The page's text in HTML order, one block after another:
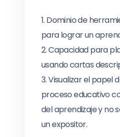
Dominio de
para lograr un
Capacidad para
usando cartas
Visualizar el papel
proceso educativo
del aprendizaje y no
un expositor.